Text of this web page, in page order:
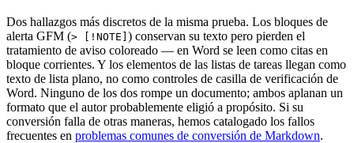
Dos hallazgos más discretos de la misma prueba. Los bloques de
alerta GFM (> [!NOTE] ) conservan su texto pero pierden el
tratamiento de aviso coloreado — en Word se leen como citas en
bloque corrientes. Y los elementos de las listas de tareas llegan como
texto de lista plano, no como controles de casilla de verificación de
Word. Ninguno de los dos rompe un documento; ambos aplanan un
formato que el autor probablemente eligió a propósito. Si su
conversión falla de otras maneras, hemos catalogado los fallos
frecuentes en problemas comunes de conversión de Markdown.